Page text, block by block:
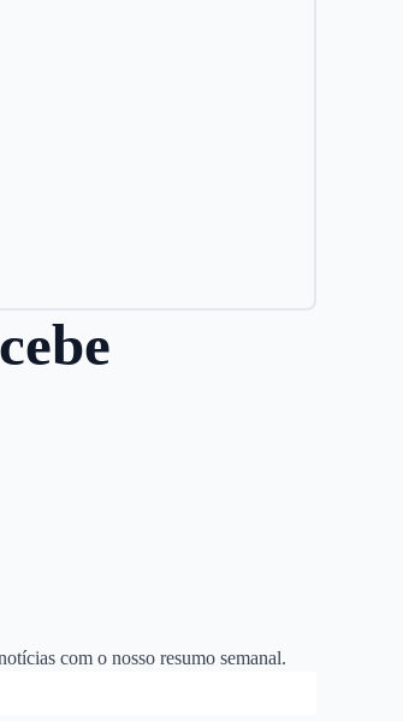
com o nosso resumo semanal.